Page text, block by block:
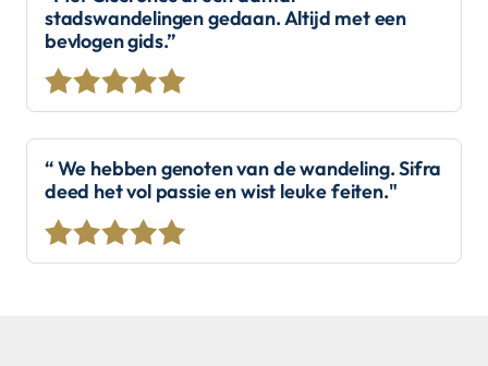
stadswandelingen gedaan. Altijd met een
bevlogen gids.”
“ We hebben genoten van de wandeling. Sifra
deed het vol passie en wist leuke feiten."